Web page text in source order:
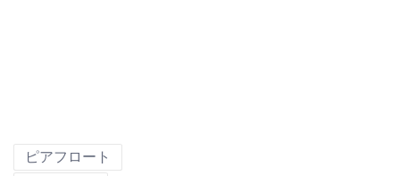
ピアフロート